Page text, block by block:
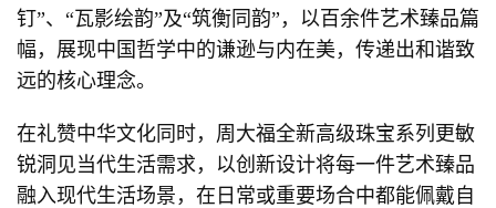
钉”、“瓦影绘韵”及“筑衡同韵”，以百余件艺术臻品篇
幅，展现中国哲学中的谦逊与内在美，传递出和谐致
远的核心理念。
在礼赞中华文化同时，周大福全新高级珠宝系列更敏
锐洞见当代生活需求，以创新设计将每一件艺术臻品
融入现代生活场景，在日常或重要场合中都能佩戴自